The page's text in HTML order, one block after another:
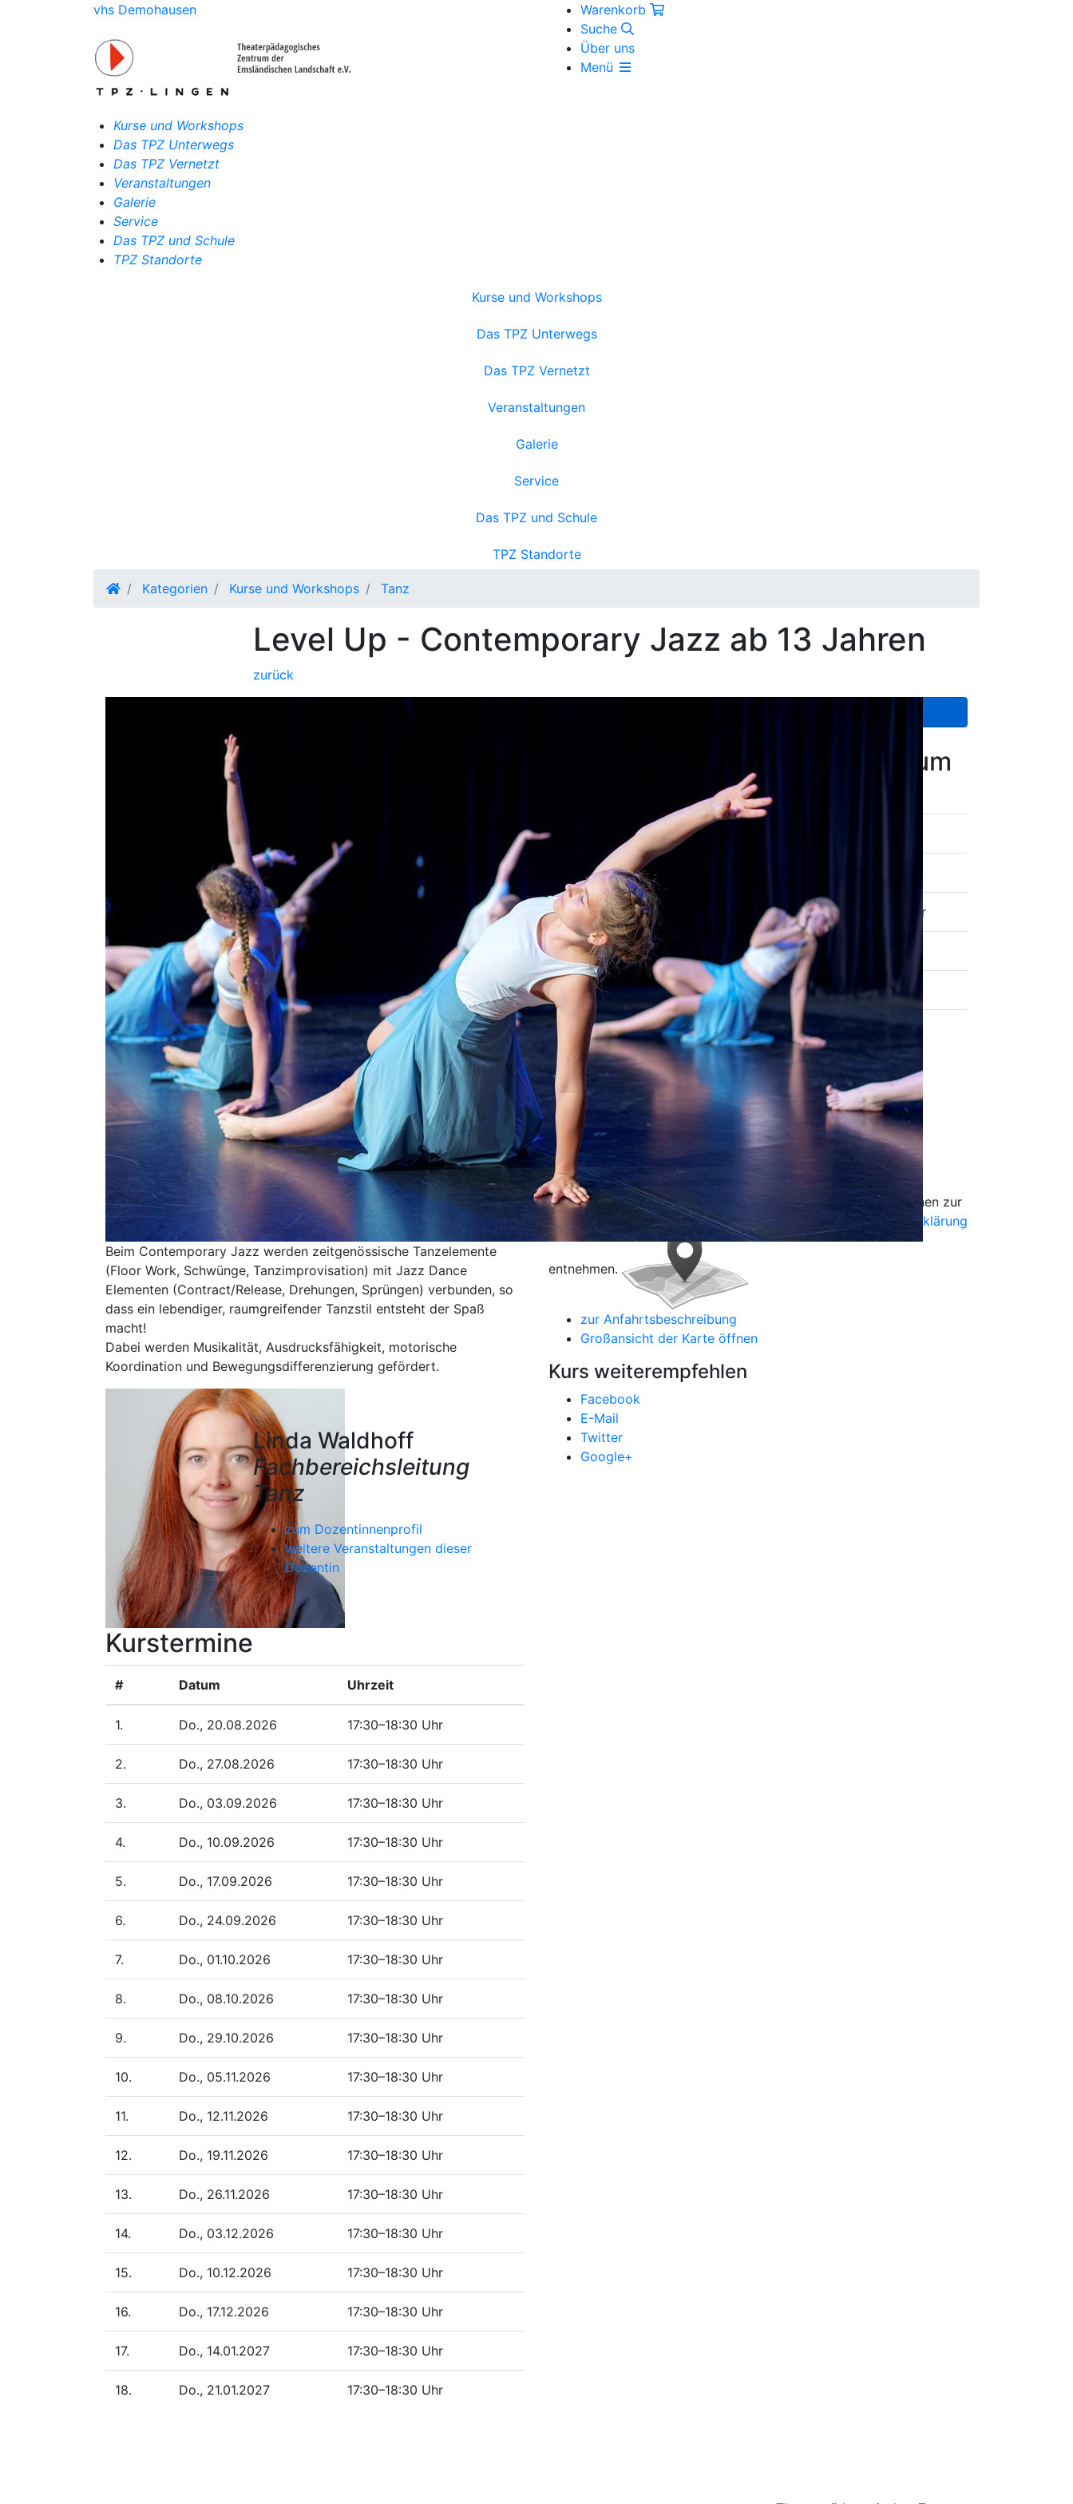
vhs Demohausen
Warenkorb
Suche
Über uns
Menü
Kurse und Workshops
Das TPZ Unterwegs
Das TPZ Vernetzt
Veranstaltungen
Galerie
Service
Das TPZ und Schule
TPZ Standorte
Kurse und Workshops
Das TPZ Unterwegs
Das TPZ Vernetzt
Veranstaltungen
Galerie
Service
Das TPZ und Schule
TPZ Standorte
Kategorien Kurse und Workshops Tanz
Level Up - Contemporary Jazz ab 13 Jahren
zurück
um
Kursnummer 262-TA13
Dozentin
erster Termin Donnerstag, 20.08.202617:30–18:30 Uhr
letzter Termin Donnerstag, 21.01.2027
Gebühr 94,00 EUR 84,00 EUR (ermäßigt)
Ort
WerkstattBühne
Bernardstr. 43
49809 Lingen
Kursdetails drucken
Termine als iCal-Datei
Kursort
Hier klicken, um Kartenansicht zu aktivieren.
Mehr Informationen zur
Nutzung von Google-Maps können Sie unserer
Datenschutzerklärung
entnehmen.
zur Anfahrtsbeschreibung
Großansicht der Karte öffnen
Kurs weiterempfehlen
Facebook
E-Mail
Twitter
Google+
Beim Contemporary Jazz werden zeitgenössische Tanzelemente
(Floor Work, Schwünge, Tanzimprovisation) mit Jazz Dance
Elementen (Contract/Release, Drehungen, Sprüngen) verbunden, so
dass ein lebendiger, raumgreifender Tanzstil entsteht der Spaß
macht!
Dabei werden Musikalität, Ausdrucksfähigkeit, motorische
Koordination und Bewegungsdifferenzierung gefördert.
Linda Waldhoff
Fachbereichsleitung
Tanz
zum Dozentinnenprofil
weitere Veranstaltungen dieser
Dozentin
Kurstermine
# Datum Uhrzeit
1. Do., 20.08.2026 17:30–18:30 Uhr
2. Do., 27.08.2026 17:30–18:30 Uhr
3. Do., 03.09.2026 17:30–18:30 Uhr
4. Do., 10.09.2026 17:30–18:30 Uhr
5. Do., 17.09.2026 17:30–18:30 Uhr
6. Do., 24.09.2026 17:30–18:30 Uhr
7. Do., 01.10.2026 17:30–18:30 Uhr
8. Do., 08.10.2026 17:30–18:30 Uhr
9. Do., 29.10.2026 17:30–18:30 Uhr
10. Do., 05.11.2026 17:30–18:30 Uhr
11. Do., 12.11.2026 17:30–18:30 Uhr
12. Do., 19.11.2026 17:30–18:30 Uhr
13. Do., 26.11.2026 17:30–18:30 Uhr
14. Do., 03.12.2026 17:30–18:30 Uhr
15. Do., 10.12.2026 17:30–18:30 Uhr
16. Do., 17.12.2026 17:30–18:30 Uhr
17. Do., 14.01.2027 17:30–18:30 Uhr
18. Do., 21.01.2027 17:30–18:30 Uhr